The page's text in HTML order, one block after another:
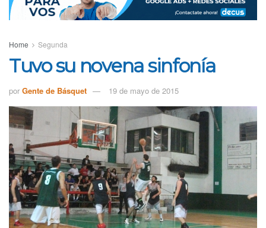
Home Segunda
Tuvo su novena sinfonía
por Gente de Básquet 19 de mayo de 2015